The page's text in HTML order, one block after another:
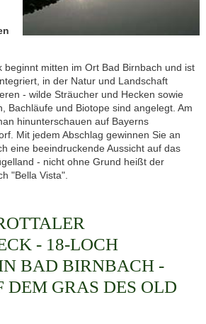
beginnt mitten im Ort Bad Birnbach und ist
in der Natur und Landschaft
- wilde Sträucher und Hecken sowie
Bachläufe und Biotope sind angelegt. Am
hinunterschauen auf Bayerns
Mit jedem Abschlag gewinnen Sie an
eine beeindruckende Aussicht auf das
- nicht ohne Grund heißt der
"Bella Vista".
- 18-LOCH
BAD BIRNBACH -
DEM GRAS DES OLD